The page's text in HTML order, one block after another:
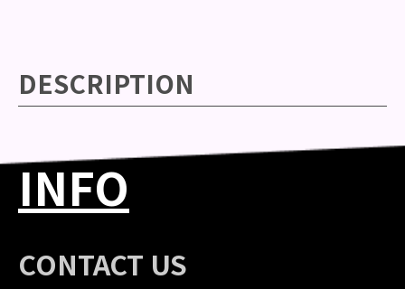
DESCRIPTION
INFO
CONTACT US